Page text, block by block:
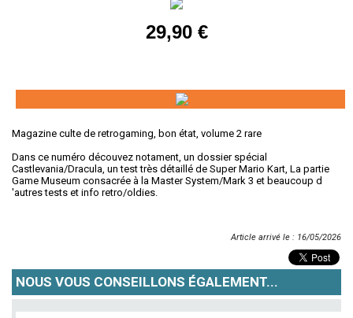
29,90 €
Magazine culte de retrogaming, bon état, volume 2 rare
Dans ce numéro découvez notament, un dossier spécial
Castlevania/Dracula, un test très détaillé de Super Mario Kart, La partie
Game Museum consacrée à la Master System/Mark 3 et beaucoup d
'autres tests et info retro/oldies.
Article arrivé le : 16/05/2026
NOUS VOUS CONSEILLONS ÉGALEMENT...